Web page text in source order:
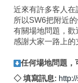
近來有許多客人
所以SW6把附近
有關場地問題，歡
感謝大家一路上的
任何場地問題，
◇ 填寫訊息: